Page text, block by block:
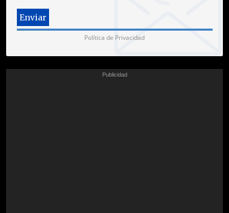
Política de Privacidad